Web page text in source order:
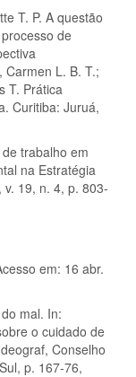
T. P. A questão
de
Carmen L. B. T.;
T. Prática
Curitiba: Juruá,
trabalho em
na Estratégia
19, n. 4, p. 803-
em: 16 abr.
mal. In:
o cuidado de
Conselho
p. 167-76,